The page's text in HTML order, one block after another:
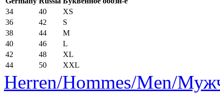
34
40
XS
36
42
S
38
44
M
40
46
L
42
48
XL
44
50 XXL
Herren/Hommes/Men/